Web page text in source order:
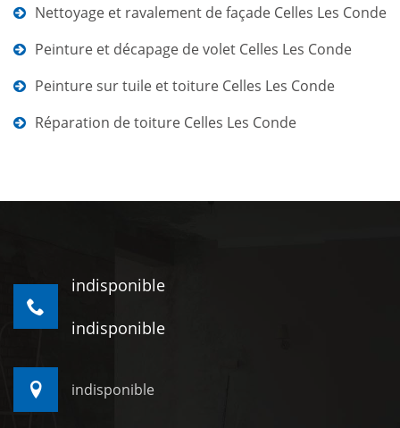
Nettoyage et ravalement de façade Celles Les Conde
Peinture et décapage de volet Celles Les Conde
Peinture sur tuile et toiture Celles Les Conde
Réparation de toiture Celles Les Conde
indisponible
indisponible
indisponible